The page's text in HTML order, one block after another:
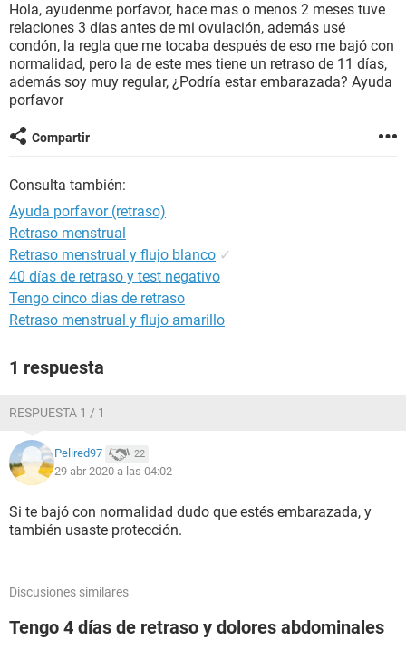
BIENESTAR
SEXUALIDAD
GLOSARIO
Hola, ayudenme porfavor, hace mas o menos 2 meses tuve
relaciones 3 días antes de mi ovulación, además usé
condón, la regla que me tocaba después de eso me bajó con
normalidad, pero la de este mes tiene un retraso de 11 días,
además soy muy regular, ¿Podría estar embarazada? Ayuda
porfavor
Compartir
Consulta también:
Ayuda porfavor (retraso)
Retraso menstrual
Retraso menstrual y flujo blanco ✓
40 días de retraso y test negativo
Tengo cinco dias de retraso
Retraso menstrual y flujo amarillo
1 respuesta
RESPUESTA 1 / 1
Pelired97 22
29 abr 2020 a las 04:02
Si te bajó con normalidad dudo que estés embarazada, y
también usaste protección.
Discusiones similares
Tengo 4 días de retraso y dolores abdominales